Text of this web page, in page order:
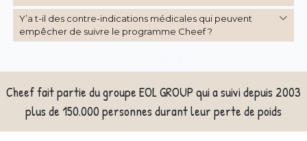
Y’a t-il des contre-indications médicales qui peuvent
empêcher de suivre le programme Cheef ?
Cheef fait partie du groupe EOL GROUP qui a suivi depuis 2003
plus de 150.000 personnes durant leur perte de poids